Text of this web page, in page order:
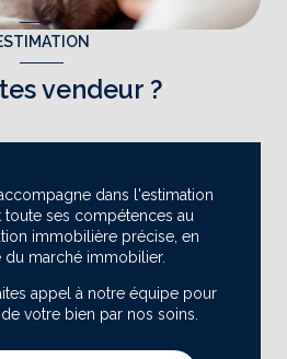
vendeur ?
dans l'estimation
ses compétences au
immobilière précise, en
du marché immobilier.
appel à notre équipe pour
votre bien par nos soins.